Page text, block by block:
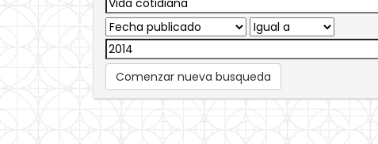
Comenzar nueva busqueda